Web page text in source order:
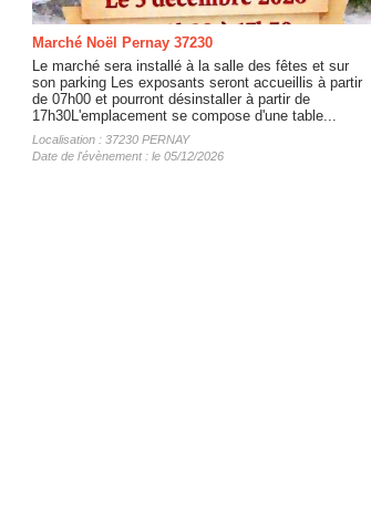
Marché Noël Pernay 37230
Le marché sera installé à la salle des fêtes et sur
son parking Les exposants seront accueillis à partir
de 07h00 et pourront désinstaller à partir de
17h30L'emplacement se compose d'une table...
Localisation : 37230 PERNAY
Date de l'évènement : le 05/12/2026